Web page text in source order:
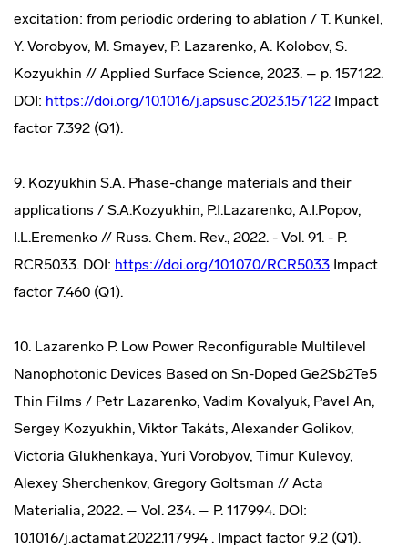
excitation: from periodic ordering to ablation / T. Kunkel,
Y. Vorobyov, M. Smayev, P. Lazarenko, A. Kolobov, S.
Kozyukhin // Applied Surface Science, 2023. – p. 157122.
DOI: https://doi.org/10.1016/j.apsusc.2023.157122 Impact
factor 7.392 (Q1).
9. Kozyukhin S.A. Phase-change materials and their
applications / S.A.Kozyukhin, P.I.Lazarenko, A.I.Popov,
I.L.Eremenko // Russ. Chem. Rev., 2022. - Vol. 91. - P.
RCR5033. DOI: https://doi.org/10.1070/RCR5033 Impact
factor 7.460 (Q1).
10. Lazarenko P. Low Power Reconfigurable Multilevel
Nanophotonic Devices Based on Sn-Doped Ge2Sb2Te5
Thin Films / Petr Lazarenko, Vadim Kovalyuk, Pavel An,
Sergey Kozyukhin, Viktor Takáts, Alexander Golikov,
Victoria Glukhenkaya, Yuri Vorobyov, Timur Kulevoy,
Alexey Sherchenkov, Gregory Goltsman // Acta
Materialia, 2022. – Vol. 234. – P. 117994. DOI:
10.1016/j.actamat.2022.117994 . Impact factor 9.2 (Q1).